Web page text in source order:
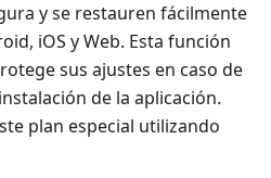
y se restauren fácilmente
iOS y Web. Esta función
sus ajustes en caso de
de la aplicación.
plan especial utilizando